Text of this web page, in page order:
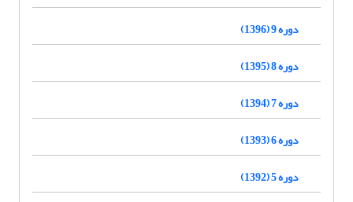
دوره 9 (1396)
دوره 8 (1395)
دوره 7 (1394)
دوره 6 (1393)
دوره 5 (1392)